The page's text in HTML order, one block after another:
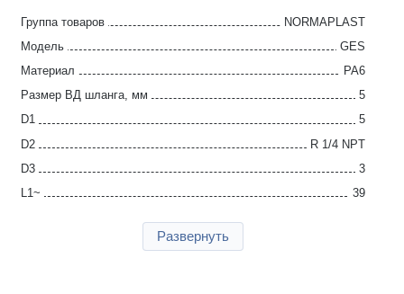
Группа товаров
NORMAPLAST
Модель
GES
Материал
PA6
Размер ВД шланга, мм
5
D1
5
D2
R 1/4 NPT
D3
3
L1~
39
Развернуть